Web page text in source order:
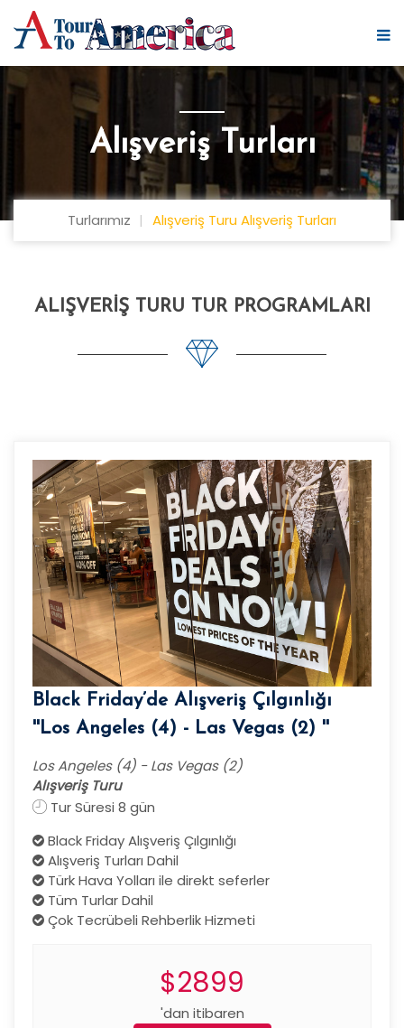
Alışveriş Turları
Turlarımız Alışveriş Turu Alışveriş Turları
ALIŞVERIŞ TURU TUR PROGRAMLARI
Black Friday’de Alışveriş Çılgınlığı
''Los Angeles (4) - Las Vegas (2) ''
Los Angeles (4) - Las Vegas (2)
Alışveriş Turu
Tur Süresi 8 gün
Black Friday Alışveriş Çılgınlığı
Alışveriş Turları Dahil
Türk Hava Yolları ile direkt seferler
Tüm Turlar Dahil
Çok Tecrübeli Rehberlik Hizmeti
$2899
'dan itibaren